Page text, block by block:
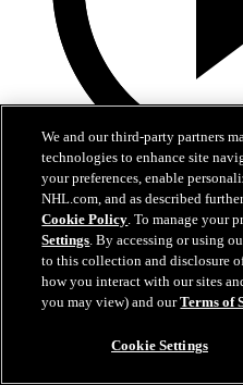
5:34
Hischiers bisher beste
Hischiers entscheidende
01. Juli 2026
We and our third-party partners
technologies to enhance site
your preferences, enable
NHL.com, and as described
Cookie Policy. To manage your
Settings. By accessing or using
to this collection and disclosure
how you interact with our sites
you may view) and ourTerms of
Cookie Settings